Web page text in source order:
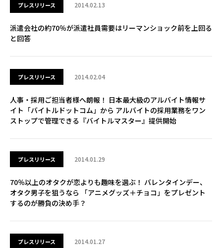
プレスリリース 2014.02.13
派遣会社の約70％が派遣社員需要はリーマンショック前を上回る
と回答
プレスリリース 2014.02.04
人事・採用ご担当者様へ朗報！ 日本最大級のアルバイト情報サ
イト「バイトルドットコム」から アルバイトの採用業務をワン
ストップで管理できる『バイトルマスター』提供開始
プレスリリース 2014.01.29
70％以上のオタクが恋よりも趣味を選ぶ！ バレンタインデー、
オタク男子を狙うなら 「アニメグッズ＋チョコ」をプレゼント
するのが勝負の決め手？
プレスリリース 2014.01.27